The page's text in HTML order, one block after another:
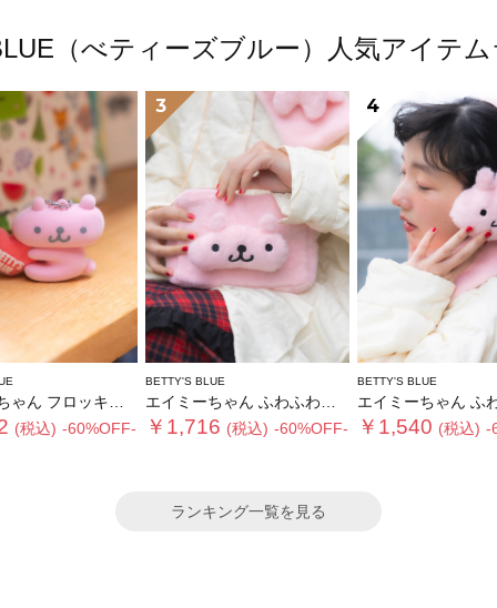
（べティーズブルー）人気アイテ
フロッキーチャーム
(税込) -60%OFF-
3
BETTY'S BLUE
エイミーちゃん ふわふわショルダーバッグ
￥1,716 (税込) -60%OFF-
4
BETTY'S BLUE
エイミーちゃん ふわふわイ
￥1,540 (税込) -
ランキング一覧を見る